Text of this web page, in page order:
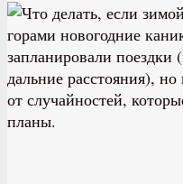
горами новогодние
запланировали поездки
дальние расстояния), но
от случайностей,
планы.